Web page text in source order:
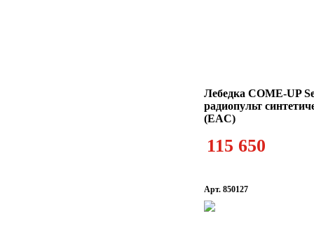
Лебедка COME-UP
радиопульт
(EAC)
115 650
Арт. 850127